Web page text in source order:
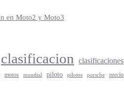
en Moto2 y Moto3
clasificacion clasificaciones
motos mundial piloto pilotos porsche precio